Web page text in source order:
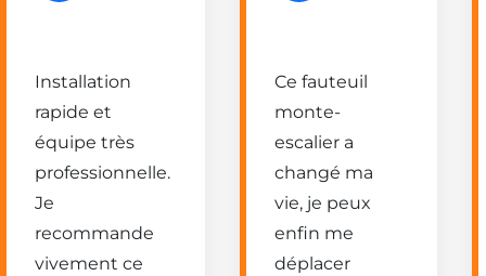
Installation
rapide et
équipe très
professionnelle.
Je
recommande
vivement ce
Ce fauteuil
monte-
escalier a
changé ma
vie, je peux
enfin me
déplacer